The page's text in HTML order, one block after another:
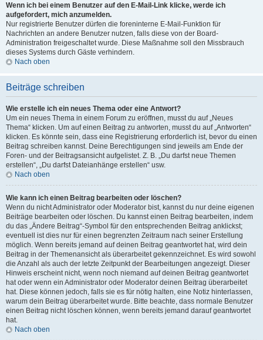
Wenn ich bei einem Benutzer auf den E-Mail-Link klicke, werde ich
aufgefordert, mich anzumelden.
Nur registrierte Benutzer dürfen die foreninterne E-Mail-Funktion für
Nachrichten an andere Benutzer nutzen, falls diese von der Board-
Administration freigeschaltet wurde. Diese Maßnahme soll den Missbrauch
dieses Systems durch Gäste verhindern.
Nach oben
Beiträge schreiben
Wie erstelle ich ein neues Thema oder eine Antwort?
Um ein neues Thema in einem Forum zu eröffnen, musst du auf „Neues
Thema“ klicken. Um auf einen Beitrag zu antworten, musst du auf „Antworten“
klicken. Es könnte sein, dass eine Registrierung erforderlich ist, bevor du einen
Beitrag schreiben kannst. Deine Berechtigungen sind jeweils am Ende der
Foren- und der Beitragsansicht aufgelistet. Z. B. „Du darfst neue Themen
erstellen“, „Du darfst Dateianhänge erstellen“ usw.
Nach oben
Wie kann ich einen Beitrag bearbeiten oder löschen?
Wenn du nicht Administrator oder Moderator bist, kannst du nur deine eigenen
Beiträge bearbeiten oder löschen. Du kannst einen Beitrag bearbeiten, indem
du das „Ändere Beitrag“-Symbol für den entsprechenden Beitrag anklickst;
eventuell ist dies nur für einen begrenzten Zeitraum nach seiner Erstellung
möglich. Wenn bereits jemand auf deinen Beitrag geantwortet hat, wird dein
Beitrag in der Themenansicht als überarbeitet gekennzeichnet. Es wird sowohl
die Anzahl als auch der letzte Zeitpunkt der Bearbeitungen angezeigt. Dieser
Hinweis erscheint nicht, wenn noch niemand auf deinen Beitrag geantwortet
hat oder wenn ein Administrator oder Moderator deinen Beitrag überarbeitet
hat. Diese können jedoch, falls sie es für nötig halten, eine Notiz hinterlassen,
warum dein Beitrag überarbeitet wurde. Bitte beachte, dass normale Benutzer
einen Beitrag nicht löschen können, wenn bereits jemand darauf geantwortet
hat.
Nach oben